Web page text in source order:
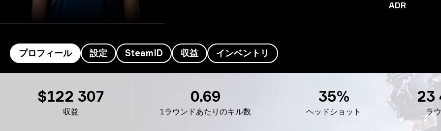
ADR
プロフィール 設定 SteamID 収益 インベントリ
収益
$122 307
1ラウンドあたりのキル数
0.69
ヘッドショット
35%
ラ
23